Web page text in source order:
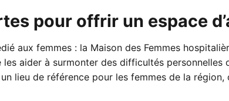
pour offrir un espace
aux femmes : la Maison des Femmes
aider à surmonter des difficultés
lieu de référence pour les femmes de la